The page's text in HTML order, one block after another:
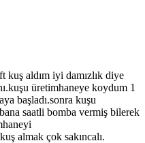
kuş aldım iyi damızlık diye
üretimhaneye koydum 1
başladı.sonra kuşu
saatli bomba vermiş bilerek
almak çok sakıncalı.